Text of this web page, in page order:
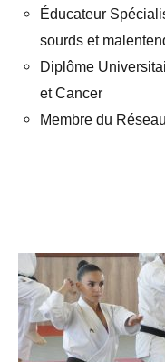
Éducateur
sourds et
Diplôme
et Cancer
Membre du